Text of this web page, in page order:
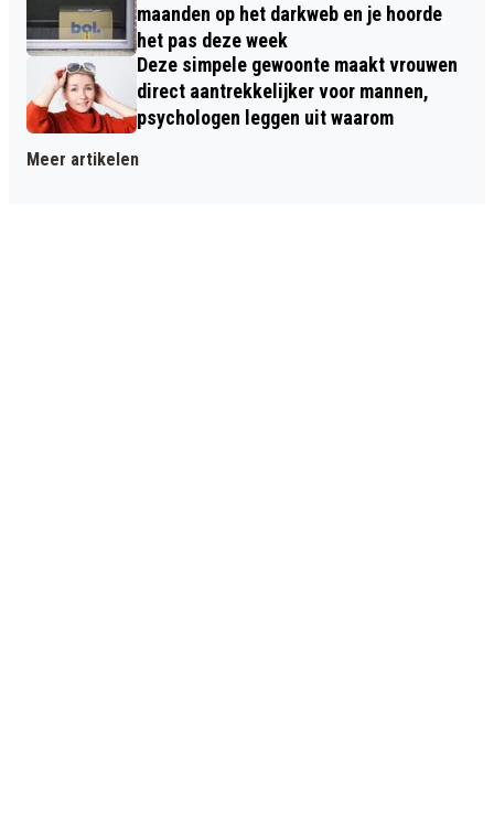
maanden op het darkweb en je hoorde
het pas deze week
Deze simpele gewoonte maakt vrouwen
direct aantrekkelijker voor mannen,
psychologen leggen uit waarom
Meer artikelen